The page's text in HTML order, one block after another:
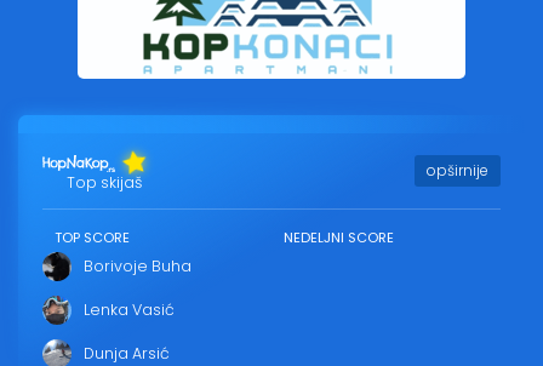
Top skijaš
opširnije
TOP SCORE
Borivoje Buha
Lenka Vasić
Dunja Arsić
NEDELJNI SCORE